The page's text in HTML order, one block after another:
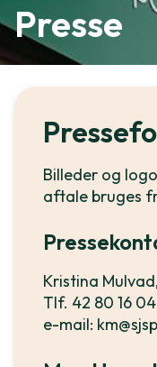
Presse
Billeder og
aftale bruges
Kristina
Tlf. 42 80 16 04
e-mail: